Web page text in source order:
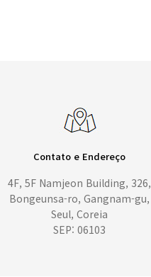
Contato e Endereço
4F, 5F Namjeon Building, 326,
Bongeunsa-ro, Gangnam-gu,
Seul, Coreia
SEP: 06103